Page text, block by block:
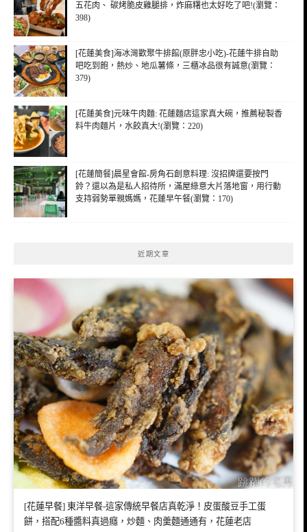
五花肉、 碳烤脆皮雞腿排，炸麻糬也太好吃了吧!(瀏覽：
398)
[花蓮美食]海冰灣歡聚牛排館(原胖忠小吃)-花蓮牛排自助
吧吃到飽，熱炒、地瓜薯條，三櫃冰品很有誠意(瀏覽：
379)
[花蓮美食]元味牛肉麵: 花蓮麵店這家真大碗，推薦秘製香
料牛肉麵片，水餃真大!(瀏覽：220)
[花蓮簡餐]晨星會館-房角石創意料理: 沒招牌還要按門
鈴？還以為是私人招待所，滿屋綠意大片落地窗，用行動
支持弱勢單親媽媽，花蓮早午餐(瀏覽：170)
近期文章
[花蓮早餐] 東洋早餐-這家傳統早餐店真乾淨！皮蛋酸豆手工蛋
餅，搭配6種醬料真過癮，炒麵、肉羹麵通通有，花蓮老店